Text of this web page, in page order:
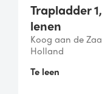
Trapladder
lenen
Koog aan de
Holland
Te leen